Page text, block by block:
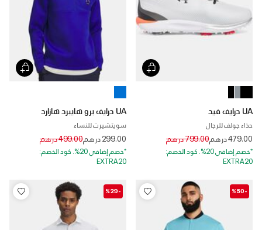
UA درايف فيد
حذاء جولف للرجال
479.00 درهم Price reduced from
799.00 درهم to
*خصم إضافي 20%. كود الخصم:
EXTRA20
UA درايف برو هايبرد هازارد
سويتشيرت للنساء
299.00 درهم Price reduced from
499.00 درهم to
*خصم إضافي 20%. كود الخصم:
EXTRA20
-%50
-%29